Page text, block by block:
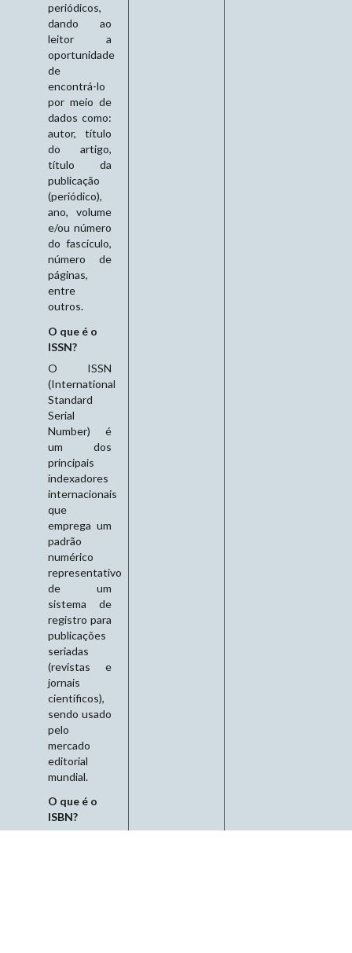
periódicos,
dando ao
leitor a
oportunidade
de
encontrá-lo
por meio de
dados como:
autor, título
do artigo,
título da
publicação
(periódico),
ano, volume
e/ou número
do fascículo,
número de
páginas,
entre
outros.
O que é o
ISSN?
O ISSN
(International
Standard
Serial
Number) é
um dos
principais
indexadores
internacionais
que
emprega um
padrão
numérico
representativo
de um
sistema de
registro para
publicações
seriadas
(revistas e
jornais
científicos),
sendo usado
pelo
mercado
editorial
mundial.
O que é o
ISBN?